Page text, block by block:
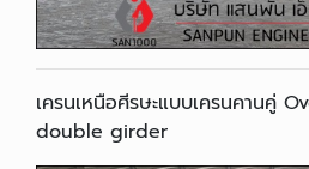
เครนเหนือศีรษะแบบเครนคานคู่
double girder